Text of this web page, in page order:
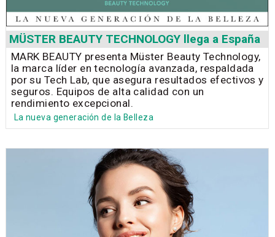
MÜSTER BEAUTY TECHNOLOGY llega a España
MARK BEAUTY presenta Müster Beauty Technology,
la marca líder en tecnología avanzada, respaldada
por su Tech Lab, que asegura resultados efectivos y
seguros. Equipos de alta calidad con un
rendimiento excepcional.
La nueva generación de la Belleza